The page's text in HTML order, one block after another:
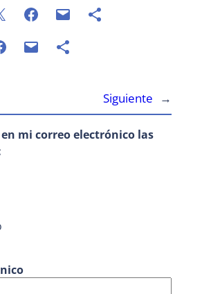
Siguiente
→
mi correo electrónico las